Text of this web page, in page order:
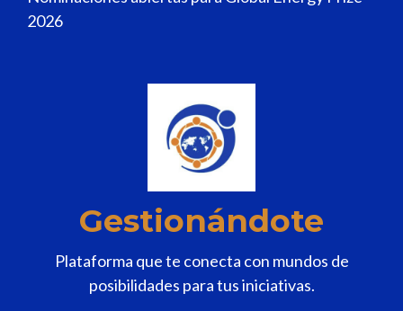
2026
Gestionándote
Plataforma que te conecta con mundos de
posibilidades para tus iniciativas.